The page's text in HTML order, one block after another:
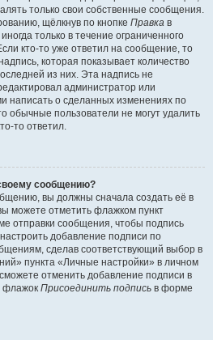
только свои собственные сообщения.
щёлкнув по кнопке Правка в
только в течение ограниченного
кто-то уже ответил на сообщение, то
которая показывает количество
из них. Эта надпись не
администратор или
написать о сделанных изменениях по
обычные пользователи не могут удалить
то ответил.
сообщению?
вы должны сначала создать её в
можете отметить флажком пункт
отправки сообщения, чтобы подпись
добавление подписи по
сделав соответствующий выбор в
пункта «Личные настройки» в личном
отменить добавление подписи в
флажок Присоединить подпись в форме